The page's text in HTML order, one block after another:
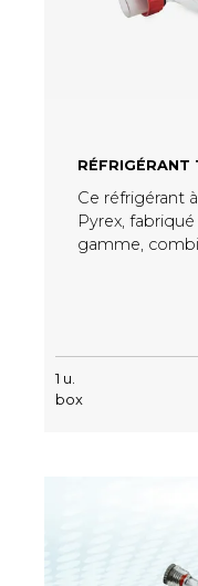
RÉFRIGÉRANT
Ce réfrigérant
Pyrex,
gamme,
étanchéité et
1 u.
box